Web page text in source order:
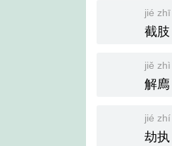
jié zhī
截肢
jiě zhì
解廌
jié zhí
劫执